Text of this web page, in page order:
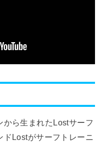
から生まれたLostサーフ
ドLostがサーフトレーニ